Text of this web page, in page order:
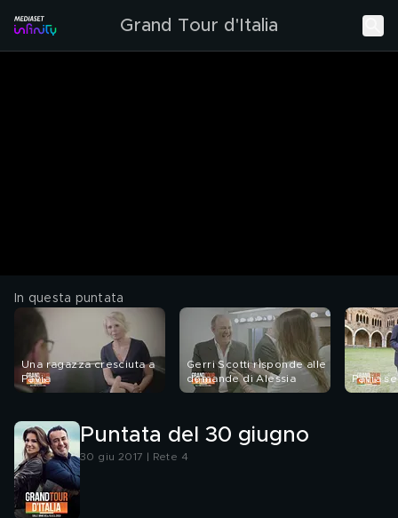
Grand Tour d'Italia
In questa puntata
Una ragazza cresciuta a
Pavia
Gerri Scotti risponde alle
domande di Alessia
Pavia
Puntata del 30 giugno
30 giu 2017 | Rete 4